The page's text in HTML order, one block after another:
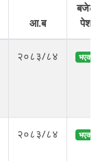
आ.ब
बजेट
पेश
२०८३/८४ भएको
२०८३/८४ भएको